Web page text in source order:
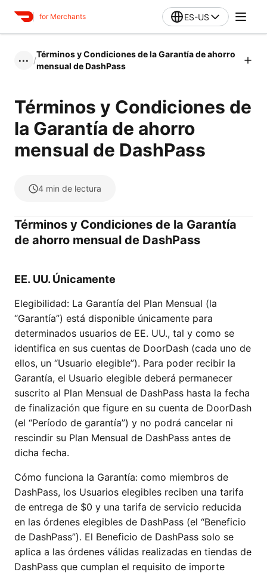
for Merchants ES-US
••• /
Términos y Condiciones de la Garantía de ahorro
mensual de DashPass
Términos y Condiciones de
la Garantía de ahorro
mensual de DashPass
4 min de lectura
Términos y Condiciones de la Garantía
de ahorro mensual de DashPass
EE. UU. Únicamente
Elegibilidad: La Garantía del Plan Mensual (la
“Garantía”) está disponible únicamente para
determinados usuarios de EE. UU., tal y como se
identifica en sus cuentas de DoorDash (cada uno de
ellos, un “Usuario elegible”). Para poder recibir la
Garantía, el Usuario elegible deberá permanecer
suscrito al Plan Mensual de DashPass hasta la fecha
de finalización que figure en su cuenta de DoorDash
(el “Período de garantía”) y no podrá cancelar ni
rescindir su Plan Mensual de DashPass antes de
dicha fecha.
Cómo funciona la Garantía: como miembros de
DashPass, los Usuarios elegibles reciben una tarifa
de entrega de $0 y una tarifa de servicio reducida
en las órdenes elegibles de DashPass (el “Beneficio
de DashPass”). El Beneficio de DashPass solo se
aplica a las órdenes válidas realizadas en tiendas de
DashPass que cumplan el requisito de importe